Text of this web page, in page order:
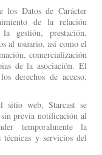
los Datos de Carácter
de la relación
gestión, prestación,
al usuario, así como el
comercialización
de la asociación. El
derechos de acceso,
sitio web, Starcast se
previa notificación al
temporalmente la
técnicas y servicios del